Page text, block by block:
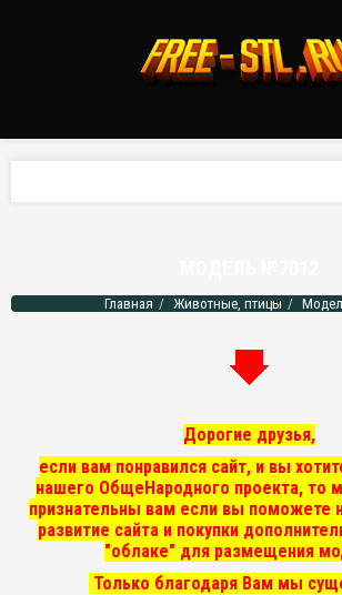
Главная Животные, птицы
Дорогие друзья,
если вам понравился сайт, и вы
нашего ОбщеНародного проекта, то
признательны вам если вы поможете
развитие сайта и покупки
"облаке" для размещения
Только благодаря Вам мы